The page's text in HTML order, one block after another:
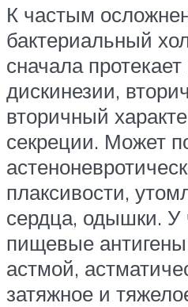
К частым
бактериальный
сначала
дискинезии,
вторичный
секреции. Может
плаксивости,
сердца, одышки. У
пищевые
астмой,
затяжное и